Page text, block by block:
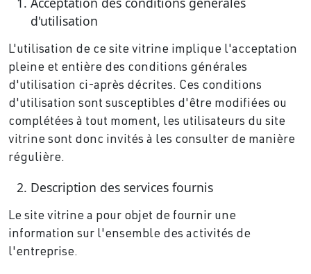
d'utilisation
L'utilisation de ce site vitrine implique l'acceptation
pleine et entière des conditions générales
d'utilisation ci-après décrites. Ces conditions
d'utilisation sont susceptibles d'être modifiées ou
complétées à tout moment, les utilisateurs du site
vitrine sont donc invités à les consulter de manière
régulière.
Description des services fournis
Le site vitrine a pour objet de fournir une
information sur l'ensemble des activités de
l'entreprise.